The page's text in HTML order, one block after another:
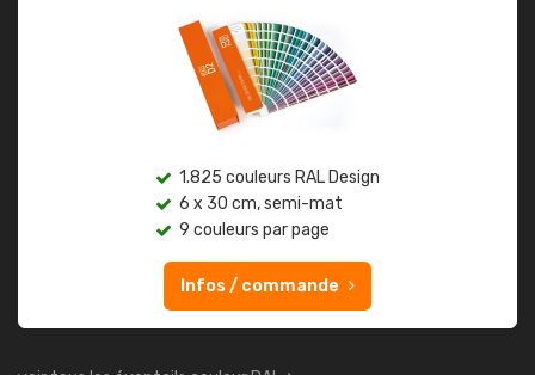
1.825 couleurs RAL Design
6 x 30 cm, semi-mat
9 couleurs par page
Infos / commande